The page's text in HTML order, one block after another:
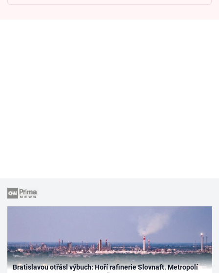
Bratislavou otřásl výbuch: Hoří rafinerie Slovnaft. Metropolí